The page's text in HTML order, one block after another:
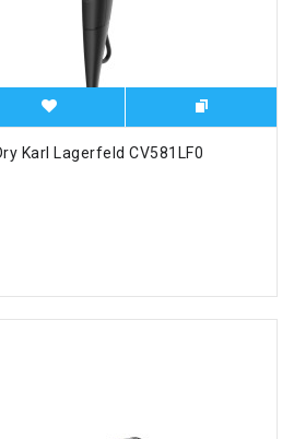
Karl Lagerfeld CV581LF0